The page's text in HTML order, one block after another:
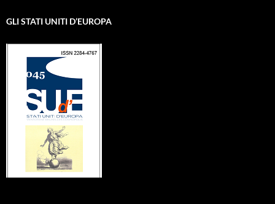
GLI STATI UNITI D’EUROPA